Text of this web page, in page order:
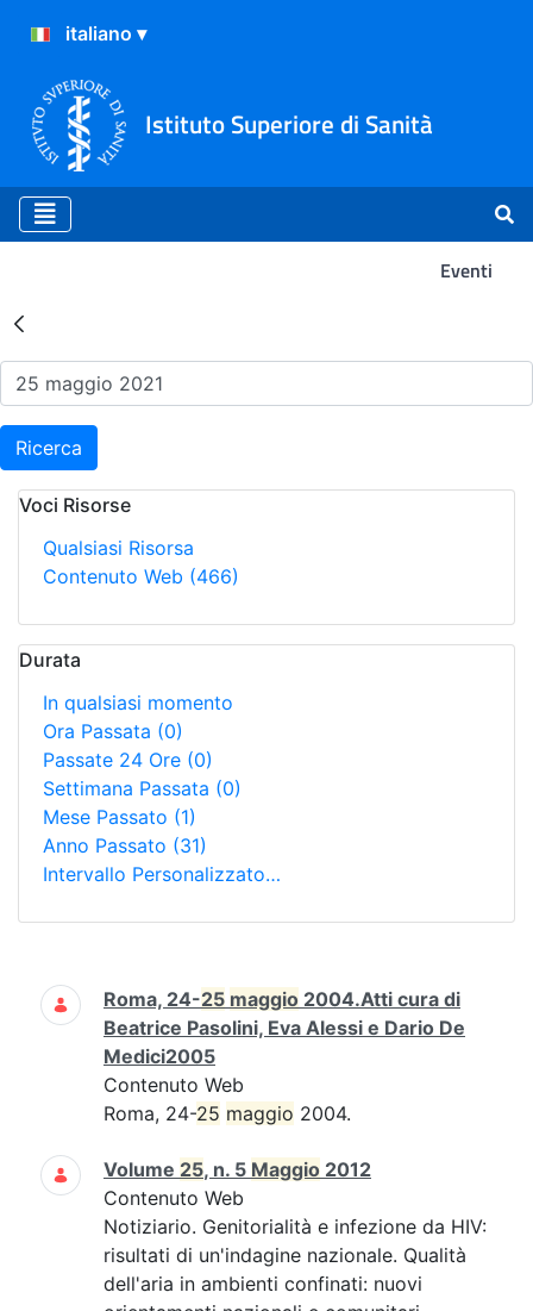
Istituto Superiore di Sanità
Eventi
Risultati della Ricerca -
Ricerca
Voci Risorse
Qualsiasi Risorsa
Contenuto Web (466)
Durata
In qualsiasi momento
Ora Passata (0)
Passate 24 Ore (0)
Settimana Passata (0)
Mese Passato (1)
Anno Passato (31)
Intervallo Personalizzato…
Ricerca
Roma, 24-25 maggio 2004.Atti cura di
Beatrice Pasolini, Eva Alessi e Dario De
Medici2005
Contenuto Web
Roma, 24-25 maggio 2004.
Volume 25, n. 5 Maggio 2012
Contenuto Web
Notiziario. Genitorialità e infezione da HIV:
risultati di un'indagine nazionale. Qualità
dell'aria in ambienti confinati: nuovi